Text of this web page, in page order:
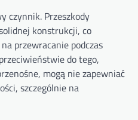
czynnik. Przeszkody
konstrukcji, co
przewracanie podczas
do tego,
mogą nie zapewniać
szczególnie na